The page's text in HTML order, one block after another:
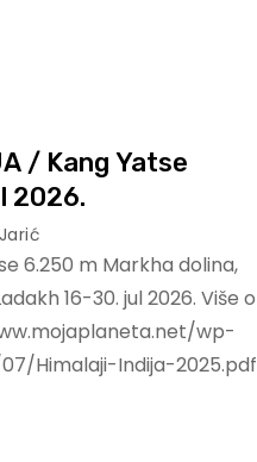
/ Kang Yatse
2026.
6.250 m Markha dolina,
16-30. jul 2026. Više o
wp-
Himalaji-Indija-2025.pdf